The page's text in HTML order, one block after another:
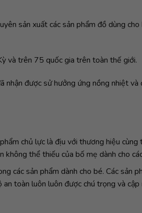
sản xuất các sản phẩm đồ dùng
và trên 75 quốc gia trên toàn thế giới.
được sử hưởng ứng nồng nhiệt
chủ lực là địu với thương hiệu
thể thiếu của bố mẹ dành cho
các sản phẩm dành cho bé. Các sản
toàn luôn luôn được chú trọng và cập